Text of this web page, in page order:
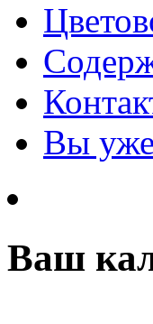
Вы уже
Ваш